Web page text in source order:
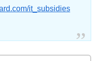
it_subsidies